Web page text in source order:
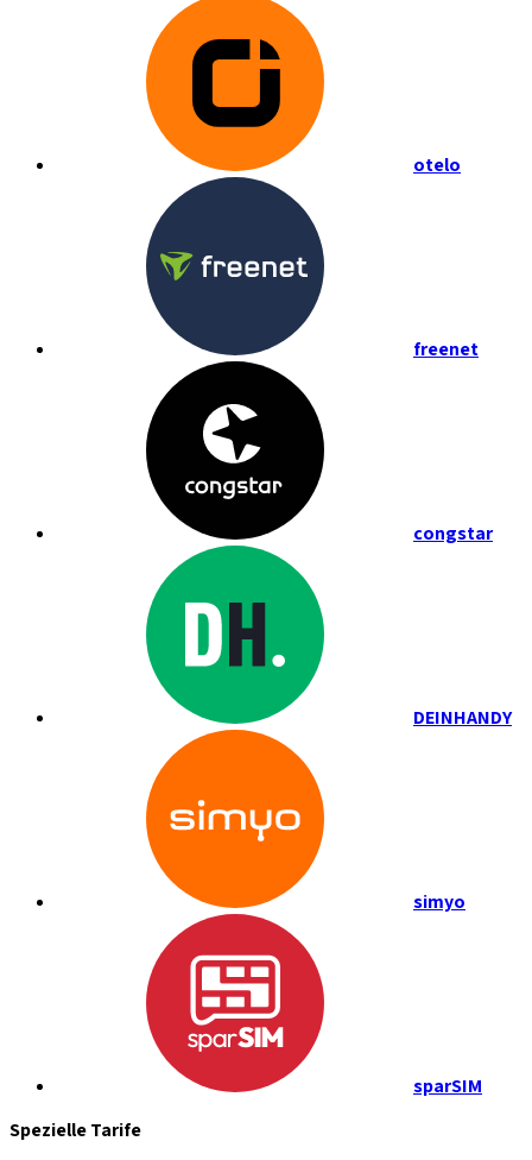
otelo
freenet
congstar
DEINHANDY
simyo
sparSIM
Spezielle Tarife